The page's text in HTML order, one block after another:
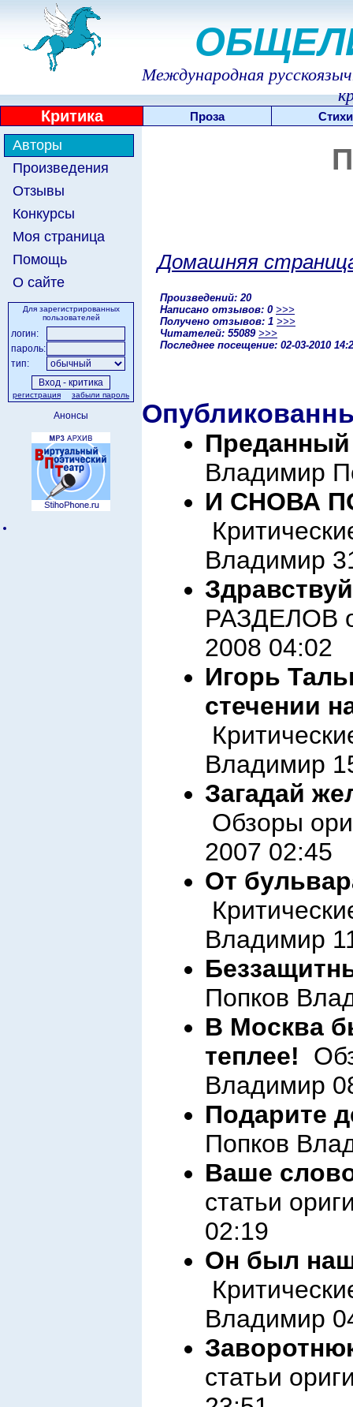
Международная
Критика Проза Стихи
Авторы
Произведения
Отзывы
Конкурсы
Моя страница
Помощь
О сайте
Для зарегистрированных
пользователей
логин:
пароль:
тип:
регистрация забыли пароль
Анонсы
Домашняя
Произведений: 20
Написано отзывов: 0 >>>
Получено отзывов: 1 >>>
Читателей: 55089 >>>
Последнее посещение: 02-03-2010
Владимир
И СНОВА
Владимир
РАЗДЕЛОВ
2008 04:02
Игорь
стечении
Владимир
Загадай
Обзоры
2007 02:45
От
Владимир
Попков
В Москва
теплее!
Владимир
Подарите
Попков
Ваше
статьи
02:19
Он был
Владимир
статьи